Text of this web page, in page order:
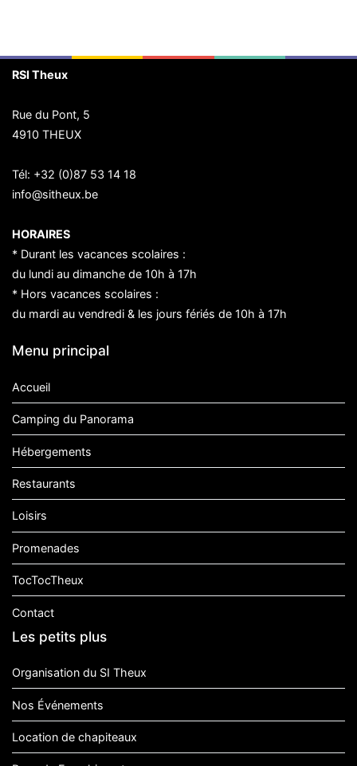
RSI Theux
Rue du Pont, 5
4910 THEUX
Tél: +32 (0)87 53 14 18
info@sitheux.be
HORAIRES
* Durant les vacances scolaires :
du lundi au dimanche de 10h à 17h
* Hors vacances scolaires :
du mardi au vendredi & les jours fériés de 10h à 17h
Menu principal
Accueil
Camping du Panorama
Hébergements
Restaurants
Loisirs
Promenades
TocTocTheux
Contact
Les petits plus
Organisation du SI Theux
Nos Événements
Location de chapiteaux